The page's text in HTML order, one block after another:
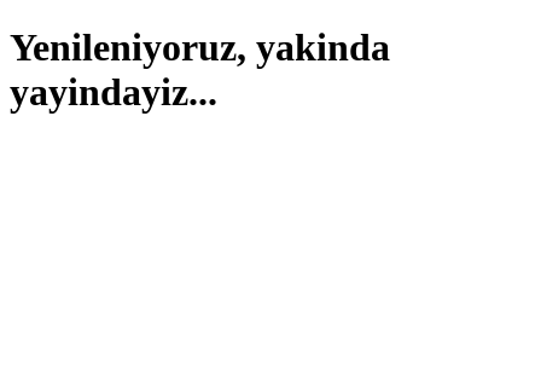
Yenileniyoruz, yakinda
yayindayiz...